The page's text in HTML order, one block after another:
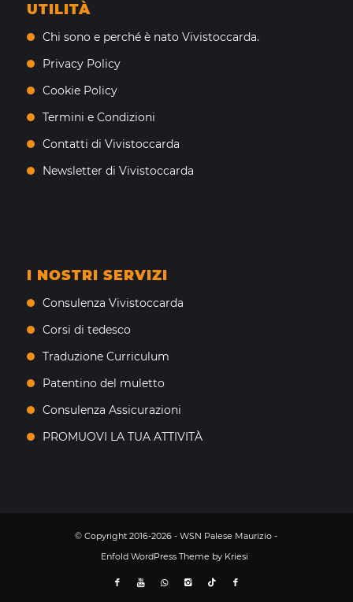
UTILITÀ
Chi sono e perché è nato Vivistoccarda.
Privacy Policy
Cookie Policy
Termini e Condizioni
Contatti di Vivistoccarda
Newsletter di Vivistoccarda
I NOSTRI SERVIZI
Consulenza Vivistoccarda
Corsi di tedesco
Traduzione Curriculum
Patentino del muletto
Consulenza Assicurazioni
PROMUOVI LA TUA ATTIVITÀ
© Copyright 2016-2026 - WSN Palese Maurizio -
Enfold WordPress Theme by Kriesi